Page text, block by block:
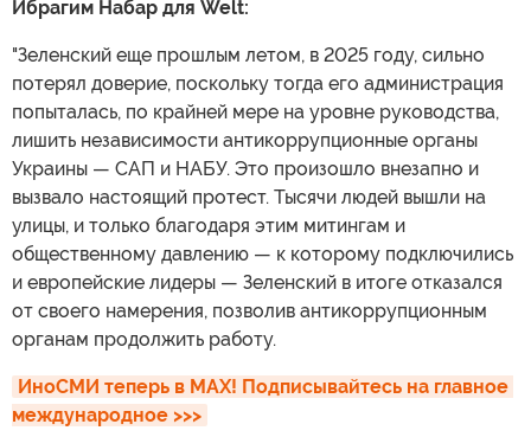
Ибрагим Набар для Welt:
"Зеленский еще прошлым летом, в 2025 году, сильно
потерял доверие, поскольку тогда его администрация
попыталась, по крайней мере на уровне руководства,
лишить независимости антикоррупционные органы
Украины — САП и НАБУ. Это произошло внезапно и
вызвало настоящий протест. Тысячи людей вышли на
улицы, и только благодаря этим митингам и
общественному давлению — к которому подключились
и европейские лидеры — Зеленский в итоге отказался
от своего намерения, позволив антикоррупционным
органам продолжить работу.
ИноСМИ теперь в MAX! Подписывайтесь на главное
международное >>>